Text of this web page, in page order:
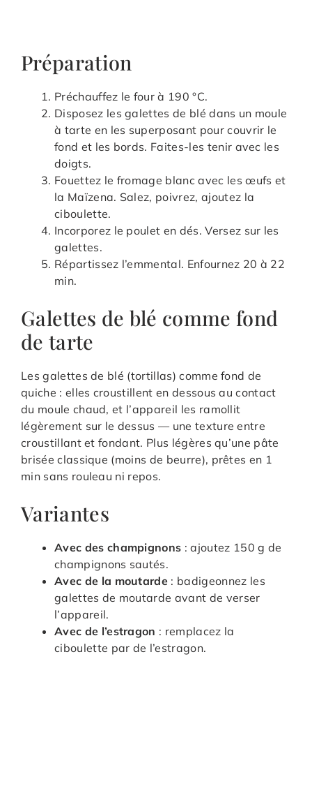
Préparation
Préchauffez le four à 190 °C.
Disposez les galettes de blé dans un moule
à tarte en les superposant pour couvrir le
fond et les bords. Faites-les tenir avec les
doigts.
Fouettez le fromage blanc avec les œufs et
la Maïzena. Salez, poivrez, ajoutez la
ciboulette.
Incorporez le poulet en dés. Versez sur les
galettes.
Répartissez l’emmental. Enfournez 20 à 22
min.
Galettes de blé comme fond
de tarte
Les galettes de blé (tortillas) comme fond de
quiche : elles croustillent en dessous au contact
du moule chaud, et l’appareil les ramollit
légèrement sur le dessus — une texture entre
croustillant et fondant. Plus légères qu’une pâte
brisée classique (moins de beurre), prêtes en 1
min sans rouleau ni repos.
Variantes
Avec des champignons : ajoutez 150 g de
champignons sautés.
Avec de la moutarde : badigeonnez les
galettes de moutarde avant de verser
l’appareil.
Avec de l’estragon : remplacez la
ciboulette par de l’estragon.